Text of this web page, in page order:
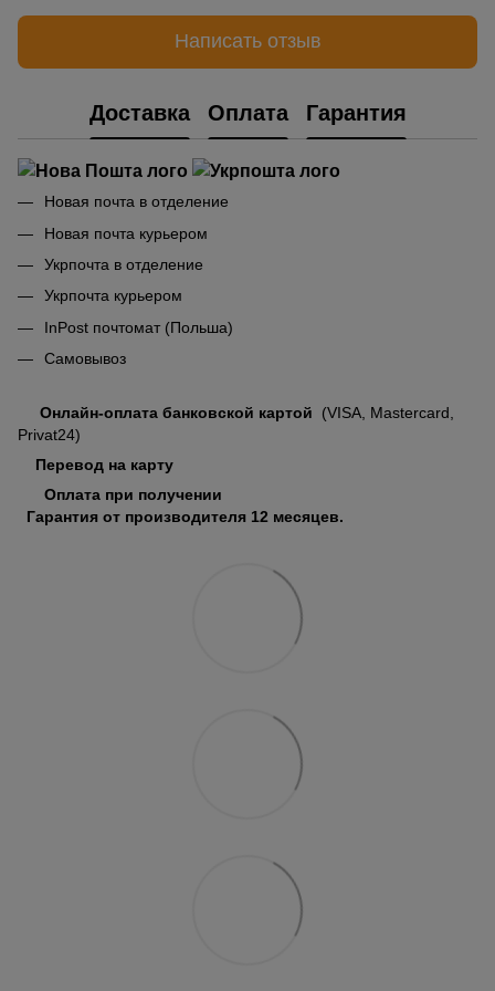
Написать отзыв
Доставка Оплата Гарантия
Новая почта в отделение
Новая почта курьером
Укрпочта в отделение
Укрпочта курьером
InPost почтомат (Польша)
Самовывоз
Онлайн-оплата банковской картой
(VISA, Mastercard,
Privat24)
Перевод на карту
Оплата при получении
Гарантия от производителя 12 месяцев.